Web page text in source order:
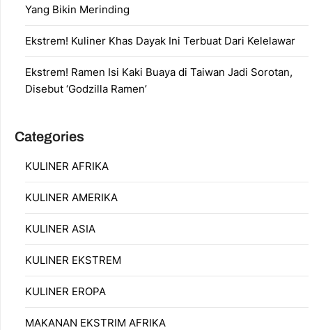
Yang Bikin Merinding
Ekstrem! Kuliner Khas Dayak Ini Terbuat Dari Kelelawar
Ekstrem! Ramen Isi Kaki Buaya di Taiwan Jadi Sorotan,
Disebut ‘Godzilla Ramen’
Categories
KULINER AFRIKA
KULINER AMERIKA
KULINER ASIA
KULINER EKSTREM
KULINER EROPA
MAKANAN EKSTRIM AFRIKA